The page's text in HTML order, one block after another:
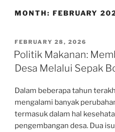
MONTH: FEBRUARY
POSTED
ON
FEBRUARY 28, 2026
Politik Makanan:
Desa Melalui Sepak
Dalam beberapa tahun
mengalami banyak
termasuk dalam hal
pengembangan desa. Dua